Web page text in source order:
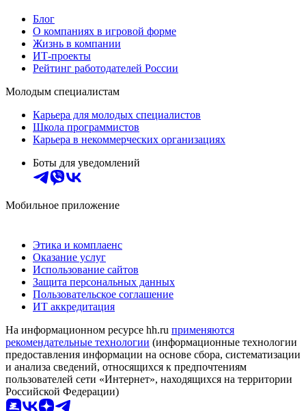
Блог
О компаниях в игровой форме
Жизнь в компании
ИТ-проекты
Рейтинг работодателей России
Молодым специалистам
Карьера для молодых специалистов
Школа программистов
Карьера в некоммерческих организациях
Боты для уведомлений
Мобильное приложение
Этика и комплаенс
Оказание услуг
Использование сайтов
Защита персональных данных
Пользовательское соглашение
ИТ аккредитация
На информационном ресурсе hh.ru применяются
рекомендательные технологии (информационные технологии
предоставления информации на основе сбора, систематизации
и анализа сведений, относящихся к предпочтениям
пользователей сети «Интернет», находящихся на территории
Российской Федерации)